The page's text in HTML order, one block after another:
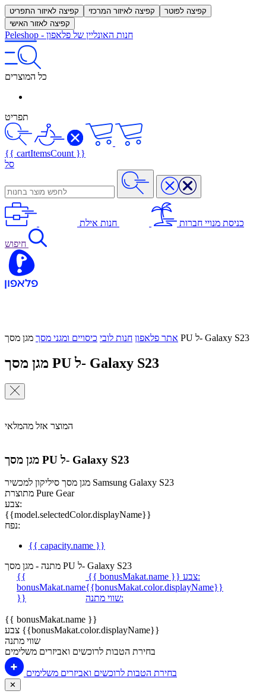
קפיצה לאיזור התפריט קפיצה לאיזור המרכזי
קפיצה לפוטר
קפיצה לאזור האישי
Peleshop - חנות האונליין של פלאפון
כל המוצרים
תפריט
{{ cartItemsCount }}
סל
כניסת מנויי חברות חנות אילת
חיפוש
אתר פלאפון חנות לובי כיסויים ומגני מסך מגן מסך PU ל- Galaxy S23
מגן מסך PU ל- Galaxy S23
המוצר אזל מהמלאי
מגן מסך PU ל- Galaxy S23
מגן מסך סיליקון למכשיר Samsung Galaxy S23
מתוצרת Pure Gear
צבע:
{{model.selectedColor.displayName}}
נפח:
{{ capacity.name }}
מתנה - מגן מסך PU ל- Galaxy S23
{{
bonusMakat.name
}}
{{ bonusMakat.name }}
צבע:
{{bonusMakat.color.displayName}}
שווי מתנה:
{{ bonusMakat.name }}
צבע {{bonusMakat.color.displayName}}
שווי מתנה
בחירת הטבות לרוכשים ואביזרים משלימים
בחירת הטבות לרוכשים ואביזרים משלימים
✕